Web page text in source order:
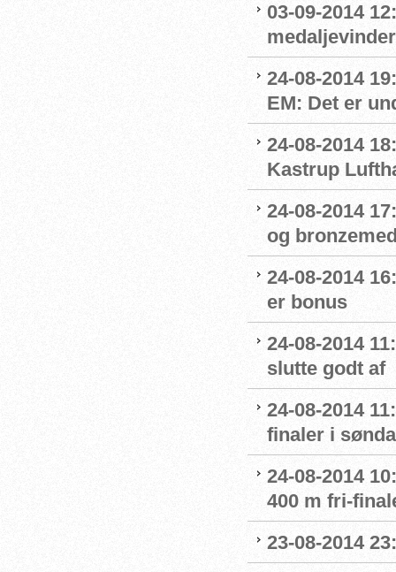
03-09-2014
24-08-2014
EM: Det er
24-08-2014
Kastrup
24-08-2014
og
24-08-2014
er bonus
24-08-2014
slutte godt af
24-08-2014
finaler i
24-08-2014
400 m fri-
23-08-2014